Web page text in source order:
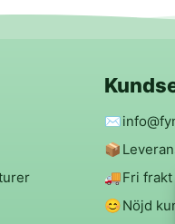
✉️
📦
🚚Fri frakt
😊Nöjd